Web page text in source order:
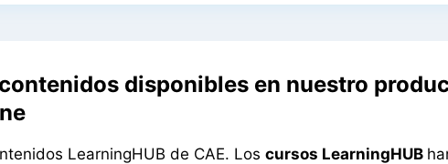
disponibles en nuestro
LearningHUB de CAE. Los cursos LearningHUB